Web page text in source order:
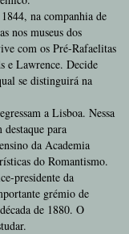
na companhia de
nos museus dos
com os Pré-Rafaelitas
e Lawrence. Decide
se distinguirá na
a Lisboa. Nessa
para
da Academia
do Romantismo.
presidente da
grémio de
de 1880. O